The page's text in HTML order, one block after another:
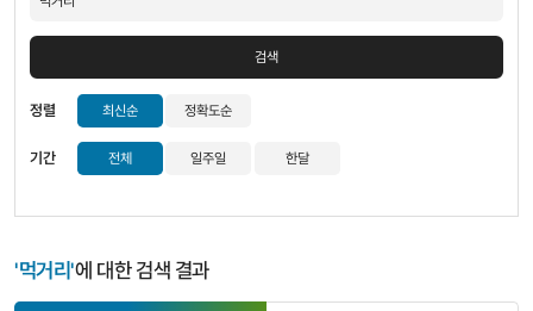
검색
정렬 최신순 정확도순
기간 전체 일주일 한달
'먹거리'에 대한 검색 결과